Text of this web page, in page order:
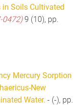
Soils Cultivated
0472)9 (10), pp.
Mercury Sorption
New
Water. - (-), pp.